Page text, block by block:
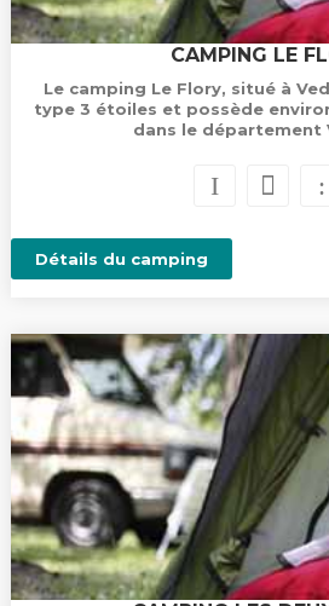
CAMPING LE
Le camping Le Flory, situé à
type 3 étoiles et possède
dans le département
Détails du camping